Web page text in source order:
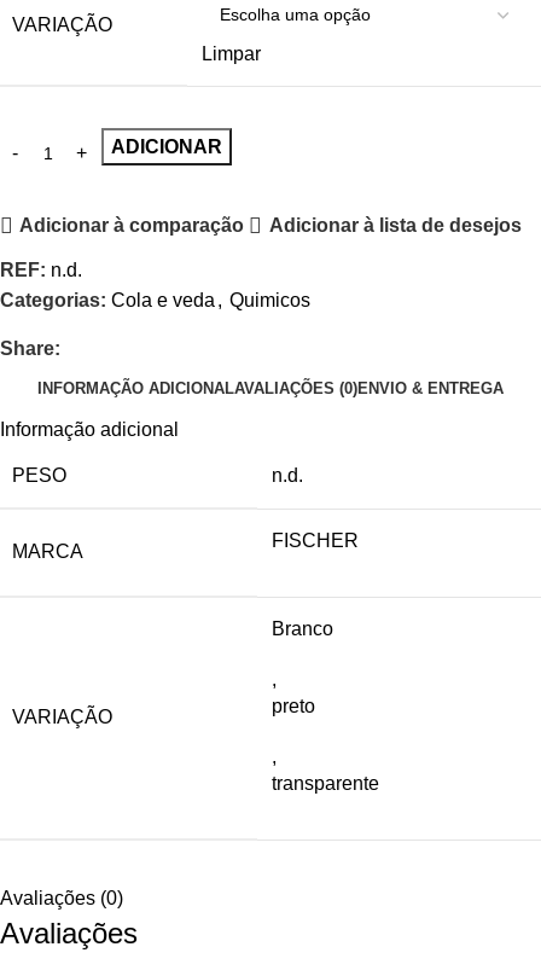
VARIAÇÃO
Limpar
ADICIONAR
Adicionar à comparação Adicionar à lista de desejos
REF: n.d.
Categorias: Cola e veda , Quimicos
Share:
INFORMAÇÃO ADICIONALAVALIAÇÕES (0)ENVIO & ENTREGA
Informação adicional
PESO n.d.
MARCA
FISCHER
VARIAÇÃO
Branco
,
preto
,
transparente
Avaliações (0)
Avaliações